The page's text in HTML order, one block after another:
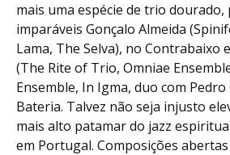
mais uma espécie de trio
imparáveis Gonçalo Almeida
Lama, The Selva), no Contrabaixo
(The Rite of Trio, Omniae
Ensemble, In Igma, duo com
Bateria. Talvez não seja injusto
mais alto patamar do jazz
em Portugal. Composições abertas